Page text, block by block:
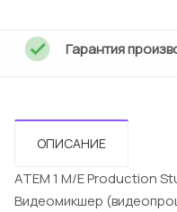
Гарантия
ОПИСАНИЕ
ATEM 1 M/E Production
Видеомикшер